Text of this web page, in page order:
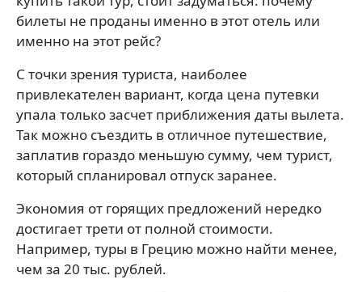
билеты не проданы именно в этот отель или
именно на этот рейс?
С точки зрения туриста, наиболее
привлекателен вариант, когда цена путевки
упала только засчет приближения даты вылета.
Так можно съездить в отличное путешествие,
заплатив гораздо меньшую сумму, чем турист,
который спланировал отпуск заранее.
Экономия от горящих предложений нередко
достигает трети от полной стоимости.
Например, туры в Грецию можно найти менее,
чем за 20 тыс. рублей.